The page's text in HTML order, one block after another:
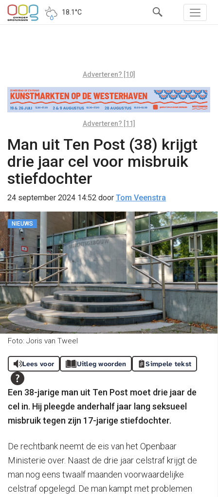
18.1°C
Adverteren? [10]
Adverteren? [11]
Man uit Ten Post (38) krijgt
drie jaar cel voor misbruik
stiefdochter
24 september 2024 14:52 door Tom Veenstra
NIEUWS
Foto: Joris van Tweel
Lees voor Uitleg woorden Simpele tekst
Een 38-jarige man uit Ten Post moet drie jaar de
cel in. Hij pleegde anderhalf jaar lang seksueel
misbruik tegen zijn 17-jarige stiefdochter.
De rechtbank neemt de eis van het Openbaar
Ministerie over. Naast de drie jaar celstraf krijgt de
man nog eens twaalf maanden voorwaardelijke
celstraf opgelegd. De man kampt met problemen